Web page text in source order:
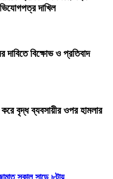
দাখিল
দাবিতে বিক্ষোভ ও প্রতিবাদ
বৃদ্ধ ব্যবসায়ীর ওপর হামলার
সকাল সাড়ে ৮টায়